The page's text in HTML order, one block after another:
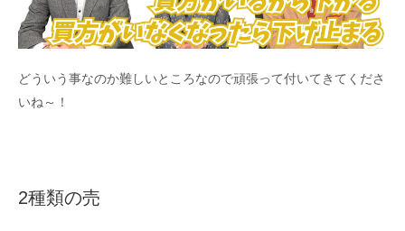
どういう事なのか難しいところなので頑張って付いてきてくださ
いね～！
2種類の売